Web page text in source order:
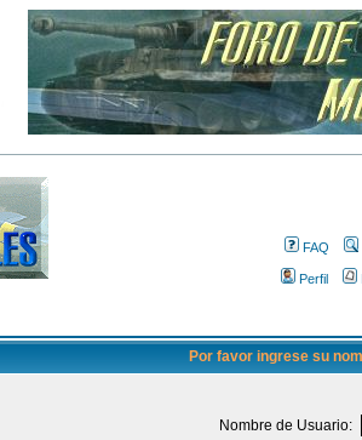
FAQ
Perfil
Por favor ingrese su
Nombre de Usuario: